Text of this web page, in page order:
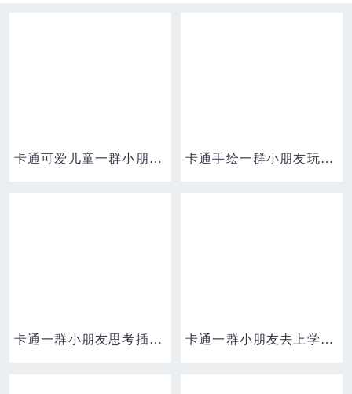
卡通可爱儿童一群小朋友手拉手元素 卡通手绘一群小朋友玩丢手绢游戏素材
卡通一群小朋友思考插画元素 卡通一群小朋友去上学素材